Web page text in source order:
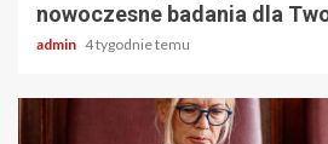
nowoczesne badania dla
admin 4 tygodnie temu